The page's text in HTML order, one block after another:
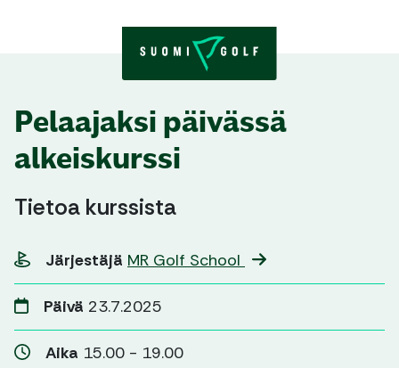
Pelaajaksi päivässä
alkeiskurssi
Tietoa kurssista
Järjestäjä MR Golf School
Päivä 23.7.2025
Aika 15.00 - 19.00